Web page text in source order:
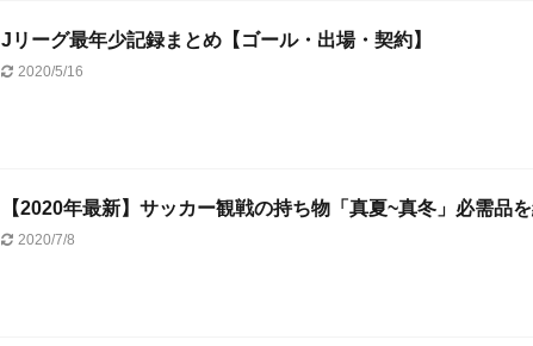
Jリーグ最年少記録まとめ【ゴール・出場・契約】
2020/5/16
【2020年最新】サッカー観戦の持ち物「真夏~真冬」必需品
2020/7/8